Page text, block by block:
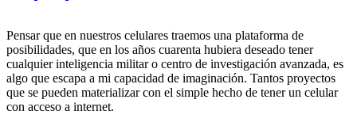
Pensar que en nuestros celulares traemos una plataforma de
posibilidades, que en los años cuarenta hubiera deseado tener
cualquier inteligencia militar o centro de investigación avanzada, es
algo que escapa a mi capacidad de imaginación. Tantos proyectos
que se pueden materializar con el simple hecho de tener un celular
con acceso a internet.